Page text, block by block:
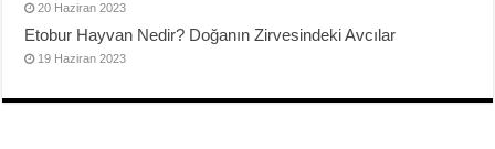
20 Haziran 2023
Etobur Hayvan Nedir? Doğanın Zirvesindeki Avcılar
19 Haziran 2023